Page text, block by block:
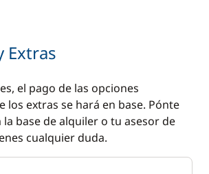
Extras
el pago de las opciones
los extras se hará en base. Pónte
base de alquiler o tu asesor de
cualquier duda.